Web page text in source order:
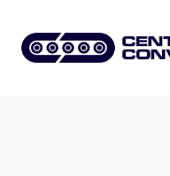
content